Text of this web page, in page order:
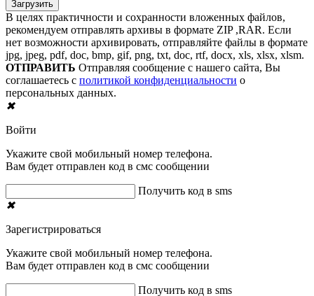
В целях практичности и сохранности вложенных файлов,
рекомендуем отправлять архивы в формате ZIP ,RAR. Если
нет возможности архивировать, отправляйте файлы в формате
jpg, jpeg, pdf, doc, bmp, gif, png, txt, doc, rtf, docx, xls, xlsx, xlsm.
ОТПРАВИТЬ Отправляя сообщение с нашего сайта, Вы
соглашаетесь с политикой конфиденциальности о
персональных данных.
✖
Войти
Укажите свой мобильный номер телефона.
Вам будет отправлен код в смс сообщении
Получить код в sms
✖
Зарегистрироваться
Укажите свой мобильный номер телефона.
Вам будет отправлен код в смс сообщении
Получить код в sms